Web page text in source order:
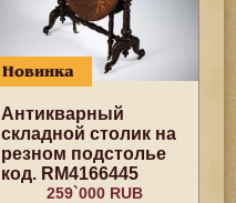
Новинка
Антикварный
складной столик на
резном подстолье
код. RM4166445
259`000 RUB